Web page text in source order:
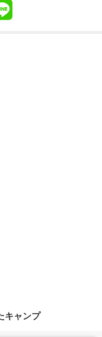
キャンプ